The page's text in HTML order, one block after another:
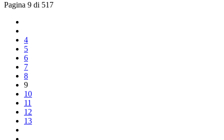
Pagina 9 di 517
4
5
6
7
8
9
10
11
12
13